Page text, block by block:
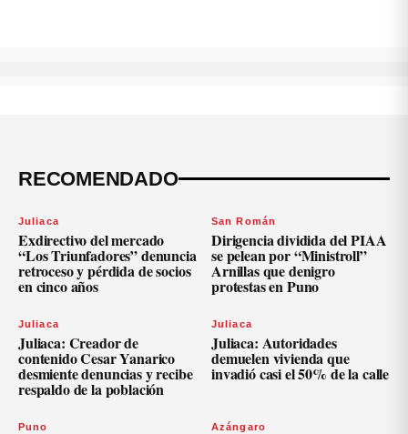
RECOMENDADO
Juliaca
Exdirectivo del mercado
“Los Triunfadores” denuncia
retroceso y pérdida de socios
en cinco años
San Román
Dirigencia dividida del PIAA
se pelean por “Ministroll”
Arnillas que denigro
protestas en Puno
Juliaca
Juliaca: Creador de
contenido Cesar Yanarico
desmiente denuncias y recibe
respaldo de la población
Juliaca
Juliaca: Autoridades
demuelen vivienda que
invadió casi el 50% de la calle
Puno Azángaro